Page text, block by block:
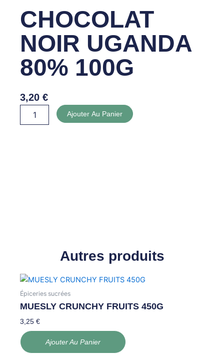
CHOCOLAT
NOIR UGANDA
80% 100G
3,20€
Ajouter Au Panier
Autres produits
Épiceries sucrées
MUESLY CRUNCHY FRUITS 450G
3,25€
Ajouter Au Panier